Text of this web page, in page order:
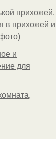
прихожей.
в прихожей и
и
для